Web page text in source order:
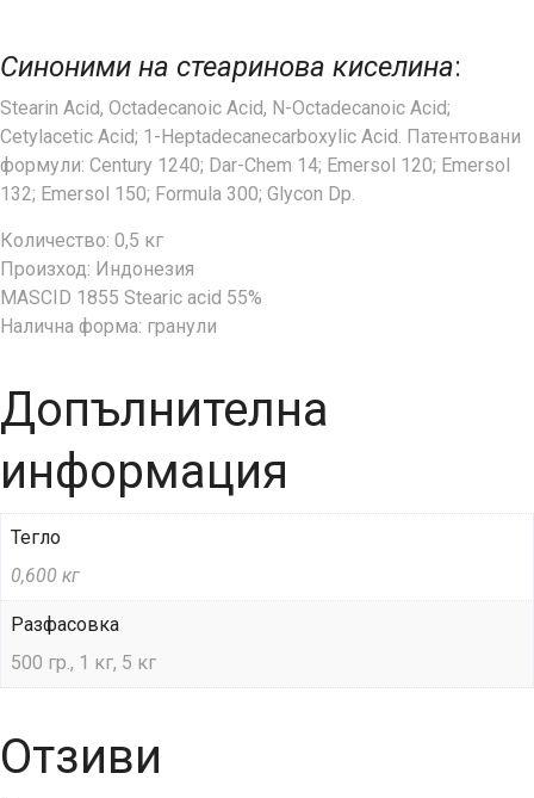
Синоними на стеаринова киселина:
Stearin Acid, Octadecanoic Acid, N-Octadecanoic Acid;
Cetylacetic Acid; 1-Heptadecanecarboxylic Acid. Патентовани
формули: Century 1240; Dar-Chem 14; Emersol 120; Emersol
132; Emersol 150; Formula 300; Glycon Dp.
Количество: 0,5 кг
Произход: Индонезия
MASCID 1855 Stearic acid 55%
Налична форма: гранули
Допълнителна
информация
Тегло
0,600 кг
Разфасовка
500 гр., 1 кг, 5 кг
Отзиви